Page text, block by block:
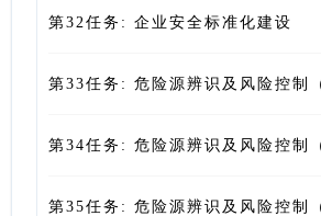
第32任务: 企业安全标准化建设
第33任务: 危险源辨识及风险控制
第34任务: 危险源辨识及风险控制
第35任务: 危险源辨识及风险控制